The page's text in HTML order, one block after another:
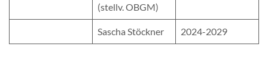
(stellv. OBGM)
Sascha Stöckner 2024-2029